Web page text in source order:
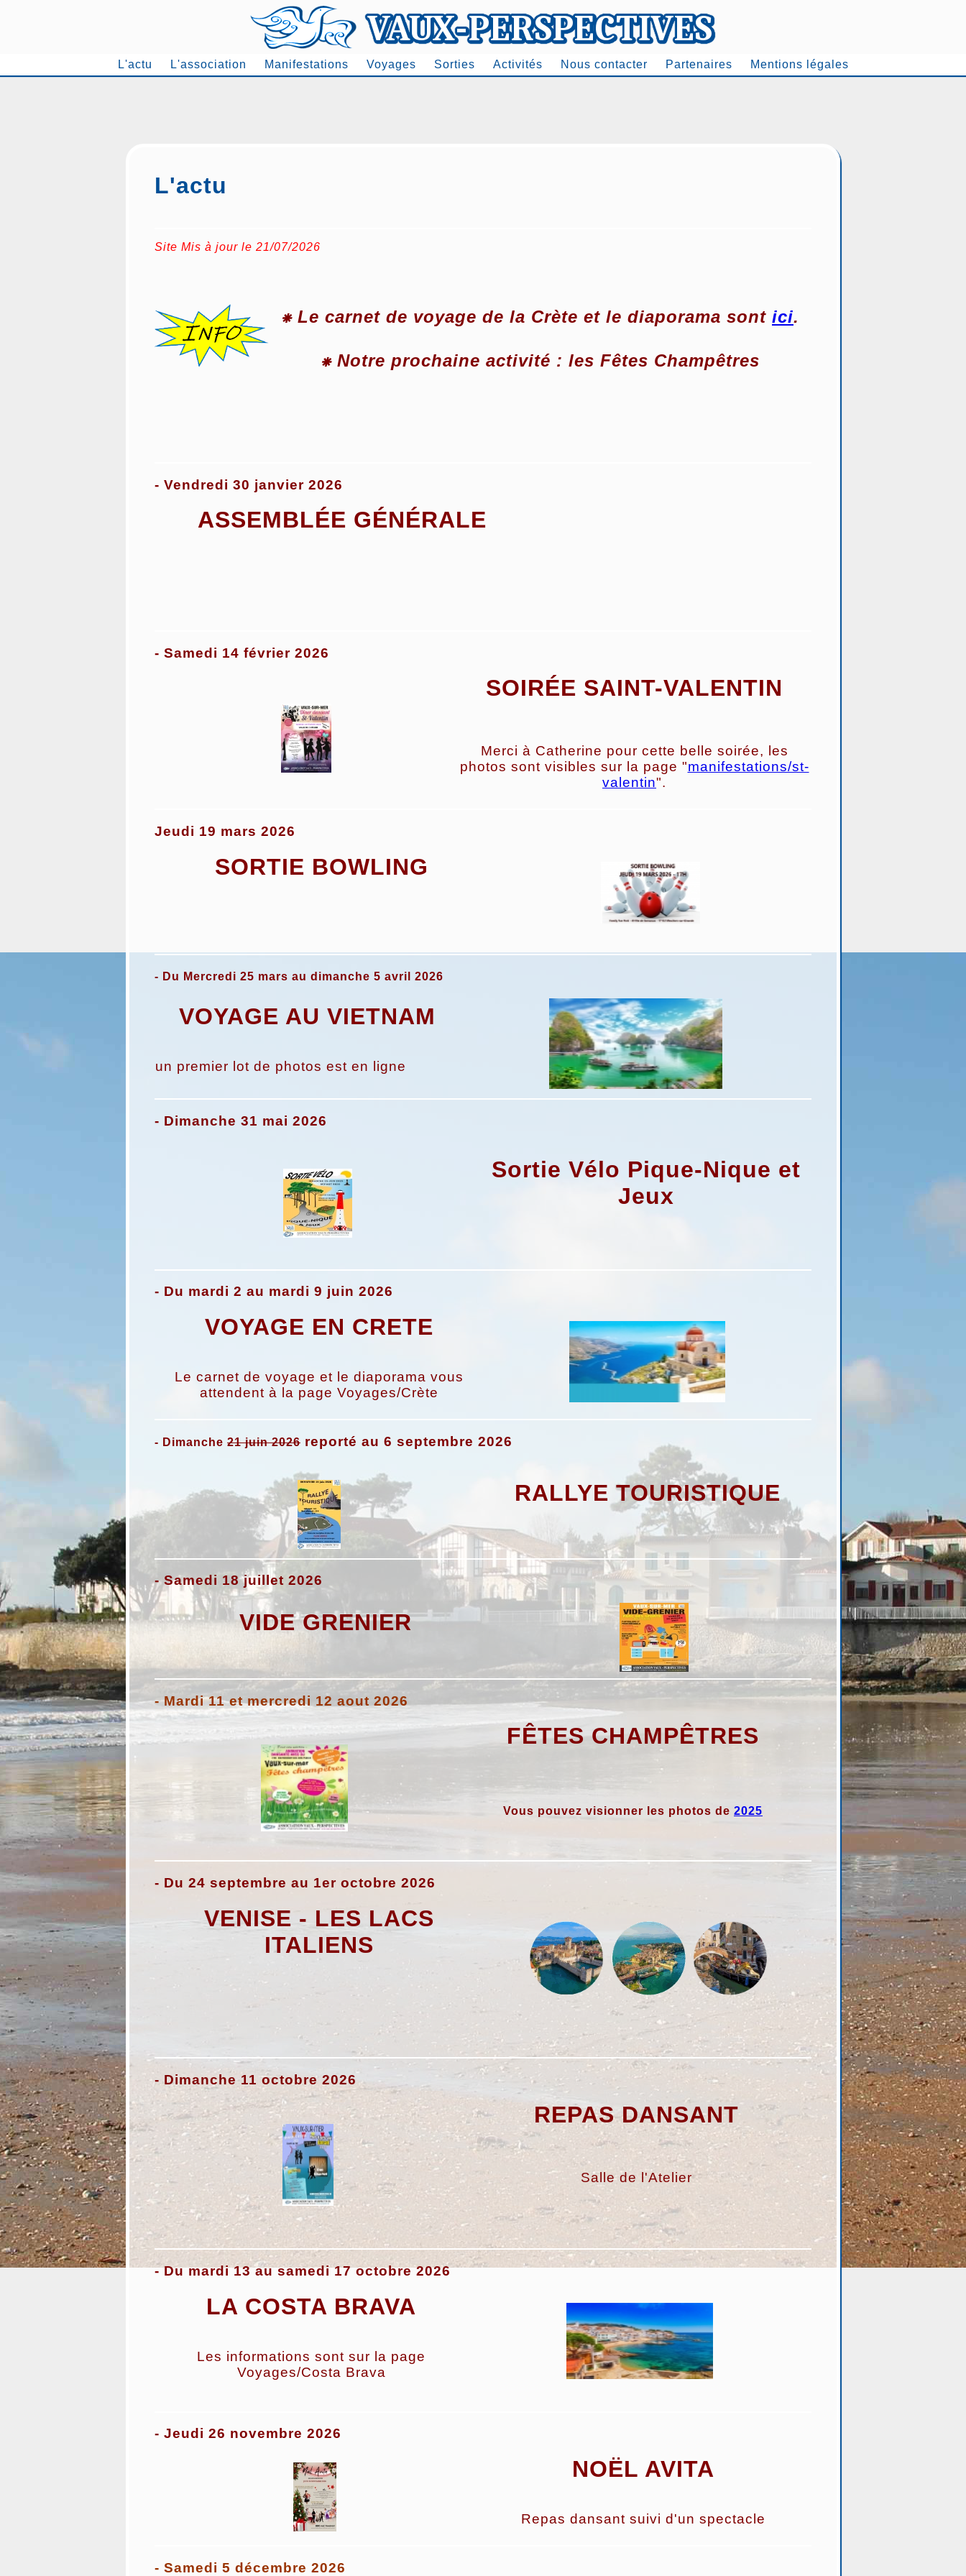
L'actu L'association Manifestations Voyages Sorties Activités Nous contacter Partenaires Mentions légales
L'actu
Site Mis à jour le 21/07/2026
⁕ Le carnet de voyage de la Crète et le diaporama sont ici.
⁕ Notre prochaine activité : les Fêtes Champêtres
- Vendredi 30 janvier 2026
ASSEMBLÉE GÉNÉRALE
- Samedi 14 février 2026
SOIRÉE SAINT-VALENTIN
Merci à Catherine pour cette belle soirée, les
photos sont visibles sur la page "manifestations/st-
valentin".
Jeudi 19 mars 2026
SORTIE BOWLING
- Du Mercredi 25 mars au dimanche 5 avril 2026
VOYAGE AU VIETNAM
un premier lot de photos est en ligne
- Dimanche 31 mai 2026
Sortie Vélo Pique-Nique et
Jeux
- Du mardi 2 au mardi 9 juin 2026
VOYAGE EN CRETE
Le carnet de voyage et le diaporama vous
attendent à la page Voyages/Crète
- Dimanche 21 juin 2026 reporté au 6 septembre 2026
RALLYE TOURISTIQUE
- Samedi 18 juillet 2026
VIDE GRENIER
- Mardi 11 et mercredi 12 aout 2026
FÊTES CHAMPÊTRES
Vous pouvez visionner les photos de 2025
- Du 24 septembre au 1er octobre 2026
VENISE - LES LACS
ITALIENS
- Dimanche 11 octobre 2026
REPAS DANSANT
Salle de l'Atelier
- Du mardi 13 au samedi 17 octobre 2026
LA COSTA BRAVA
Les informations sont sur la page
Voyages/Costa Brava
- Jeudi 26 novembre 2026
NOËL AVITA
Repas dansant suivi d'un spectacle
- Samedi 5 décembre 2026